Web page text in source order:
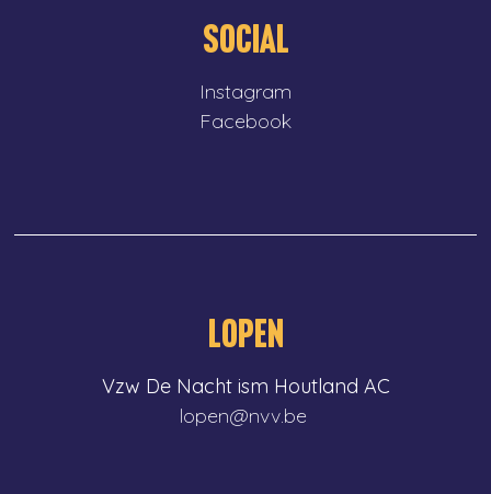
SOCIAL
Instagram
Facebook
LOPEN
Vzw De Nacht ism Houtland AC
lopen@nvv.be